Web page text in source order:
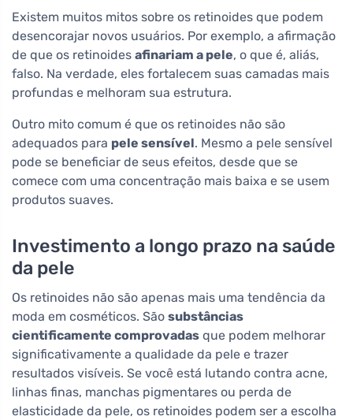
Existem muitos mitos sobre os retinoides que podem
desencorajar novos usuários. Por exemplo, a afirmação
de que os retinoides afinariam a pele, o que é, aliás,
falso. Na verdade, eles fortalecem suas camadas mais
profundas e melhoram sua estrutura.
Outro mito comum é que os retinoides não são
adequados para pele sensível. Mesmo a pele sensível
pode se beneficiar de seus efeitos, desde que se
comece com uma concentração mais baixa e se usem
produtos suaves.
Investimento a longo prazo na saúde
da pele
Os retinoides não são apenas mais uma tendência da
moda em cosméticos. São substâncias
cientificamente comprovadas que podem melhorar
significativamente a qualidade da pele e trazer
resultados visíveis. Se você está lutando contra acne,
linhas finas, manchas pigmentares ou perda de
elasticidade da pele, os retinoides podem ser a escolha